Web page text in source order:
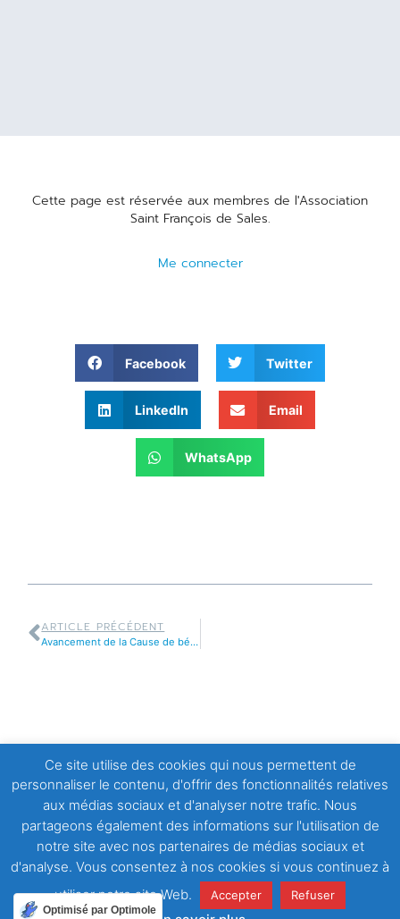
Cette page est réservée aux membres de l'Association
Saint François de Sales.
Me connecter
Facebook Twitter
LinkedIn Email
WhatsApp
ARTICLE PRÉCÉDENT
Avancement de la Cause de béatification de Caroline Carré
Ce site utilise des cookies qui nous permettent de
personnaliser le contenu, d'offrir des fonctionnalités relatives
aux médias sociaux et d'analyser notre trafic. Nous
partageons également des informations sur l'utilisation de
notre site avec nos partenaires de médias sociaux et
d'analyse. Vous consentez à nos cookies si vous continuez à
utiliser notre site Web.
Accepter Refuser
Optimisé par Optimole